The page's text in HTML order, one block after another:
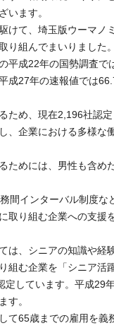
います。
けて、埼玉版ウーマノ
り組んでまいりました。
平成22年の国勢調査で
成27年の速報値では
ため、現在2,196社認
、企業における多様な
ためには、男性も含め
間インターバル制度な
取り組む企業への支援
は、シニアの知識や経
組む企業を「シニア活
定しています。平成29
す。
て65歳までの雇用を義